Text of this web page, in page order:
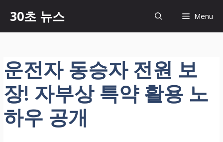
츠
너
뛰
기
30초 뉴스 Menu
운전자 동승자 전원 보
장! 자부상 특약 활용 노
하우 공개